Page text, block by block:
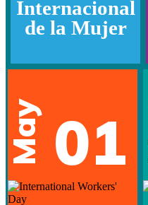
Internacional
de la Mujer
May 01